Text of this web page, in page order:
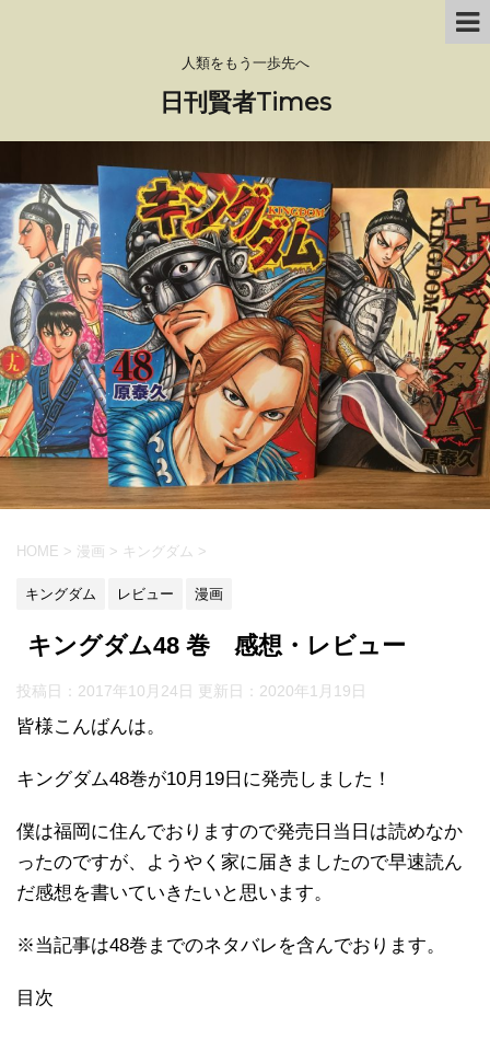
人類をもう一歩先へ
日刊賢者Times
HOME > 漫画 > キングダム >
キングダム レビュー 漫画
キングダム48 巻 感想・レビュー
投稿日：2017年10月24日 更新日： 2020年1月19日
皆様こんばんは。
キングダム48巻が10月19日に発売しました！
僕は福岡に住んでおりますので発売日当日は読めなか
ったのですが、ようやく家に届きましたので早速読ん
だ感想を書いていきたいと思います。
※当記事は48巻までのネタバレを含んでおります。
目次